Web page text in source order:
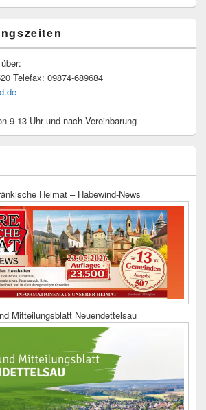
Telefax: 09874-689684
9-13 Uhr und nach Vereinbarung
Heimat – Habewind-News
Mitteilungsblatt Neuendettelsau